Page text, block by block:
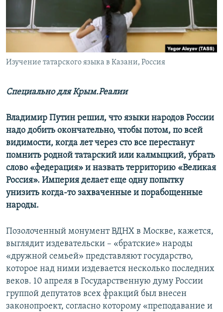
ПОБЕДИТЕЛЕЙ НЕ СУДЯТ?
КРЫМ.НЕПОКОРЕННЫЙ
УКРАИНСКАЯ ПРОБЛЕМА КРЫМА
ПРИСОЕДИНЯЙТЕСЬ!
Изучение татарского языка в Казани, Россия
Специально для Крым.Реалии
Владимир Путин решил, что языки народов России
надо добить окончательно, чтобы потом, по всей
видимости, когда лет через сто все перестанут
помнить родной татарский или калмыцкий, убрать
слово «федерация» и назвать территорию «Великая
Россия». Империя делает еще одну попытку
унизить когда-то захваченные и порабощенные
народы.
Позолоченный монумент ВДНХ в Москве, кажется,
выглядит издевательски – «братские» народы
«дружной семьей» представляют государство,
которое над ними издевается несколько последних
веков. 10 апреля в Государственную думу России
группой депутатов всех фракций был внесен
законопроект, согласно которому «преподавание и